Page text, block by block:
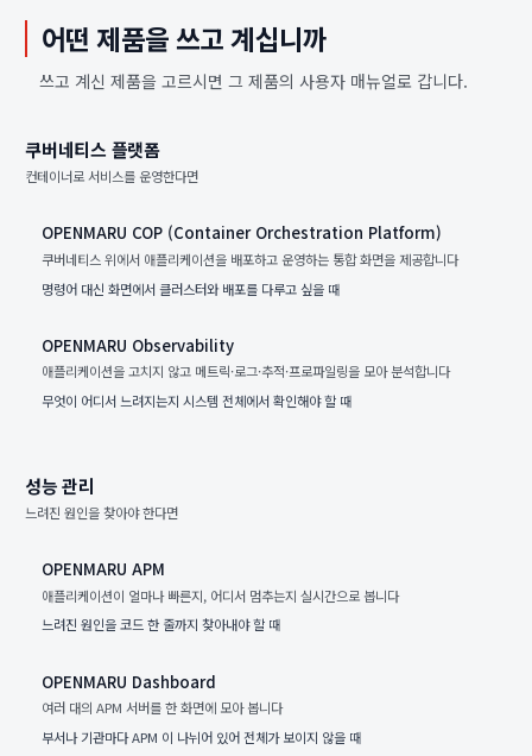
어떤 제품을 쓰고 계십니까
쓰고 계신 제품을 고르시면 그 제품의 사용자 매뉴얼로 갑니다.
쿠버네티스 플랫폼
컨테이너로 서비스를 운영한다면
OPENMARU COP (Container Orchestration Platform)
쿠버네티스 위에서 애플리케이션을 배포하고 운영하는 통합 화면을 제공합니다
명령어 대신 화면에서 클러스터와 배포를 다루고 싶을 때
OPENMARU Observability
애플리케이션을 고치지 않고 메트릭·로그·추적·프로파일링을 모아 분석합니다
무엇이 어디서 느려지는지 시스템 전체에서 확인해야 할 때
성능 관리
느려진 원인을 찾아야 한다면
OPENMARU APM
애플리케이션이 얼마나 빠른지, 어디서 멈추는지 실시간으로 봅니다
느려진 원인을 코드 한 줄까지 찾아내야 할 때
OPENMARU Dashboard
여러 대의 APM 서버를 한 화면에 모아 봅니다
부서나 기관마다 APM 이 나뉘어 있어 전체가 보이지 않을 때